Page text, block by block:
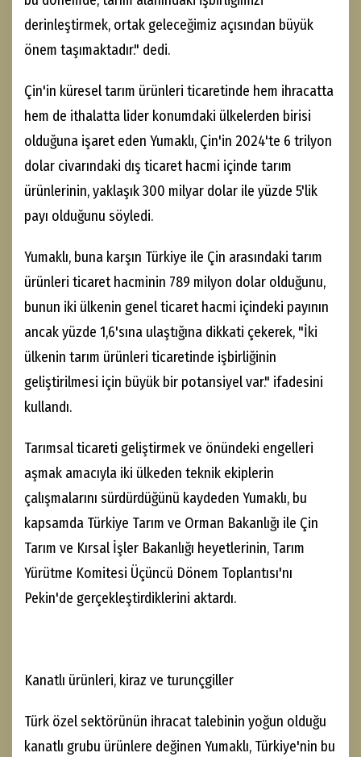
derinleştirmek, ortak geleceğimiz açısından büyük
önem taşımaktadır." dedi.
Çin'in küresel tarım ürünleri ticaretinde hem ihracatta
hem de ithalatta lider konumdaki ülkelerden birisi
olduğuna işaret eden Yumaklı, Çin'in 2024'te 6 trilyon
dolar civarındaki dış ticaret hacmi içinde tarım
ürünlerinin, yaklaşık 300 milyar dolar ile yüzde 5'lik
payı olduğunu söyledi.
Yumaklı, buna karşın Türkiye ile Çin arasındaki tarım
ürünleri ticaret hacminin 789 milyon dolar olduğunu,
bunun iki ülkenin genel ticaret hacmi içindeki payının
ancak yüzde 1,6'sına ulaştığına dikkati çekerek, "İki
ülkenin tarım ürünleri ticaretinde işbirliğinin
geliştirilmesi için büyük bir potansiyel var." ifadesini
kullandı.
Tarımsal ticareti geliştirmek ve önündeki engelleri
aşmak amacıyla iki ülkeden teknik ekiplerin
çalışmalarını sürdürdüğünü kaydeden Yumaklı, bu
kapsamda Türkiye Tarım ve Orman Bakanlığı ile Çin
Tarım ve Kırsal İşler Bakanlığı heyetlerinin, Tarım
Yürütme Komitesi Üçüncü Dönem Toplantısı'nı
Pekin'de gerçekleştirdiklerini aktardı.
Kanatlı ürünleri, kiraz ve turunçgiller
Türk özel sektörünün ihracat talebinin yoğun olduğu
kanatlı grubu ürünlere değinen Yumaklı, Türkiye'nin bu